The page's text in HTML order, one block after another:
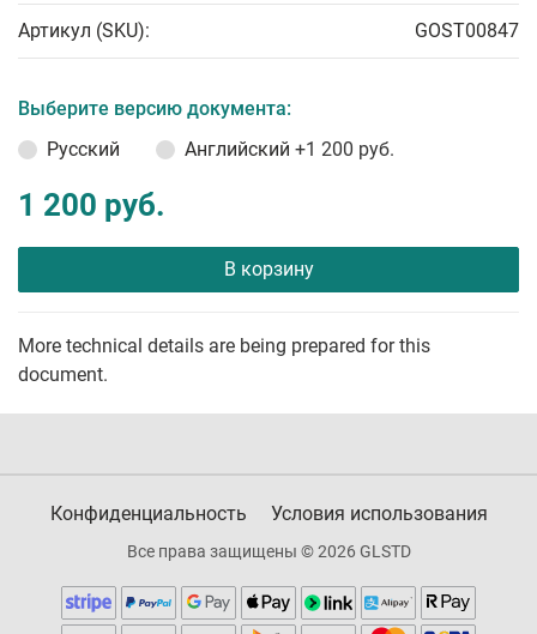
Артикул (SKU): GOST00847
Выберите версию документа:
Русский
Английский +1 200 руб.
1 200 руб.
В корзину
More technical details are being prepared for this
document.
Конфиденциальность Условия использования
Все права защищены © 2026 GLSTD